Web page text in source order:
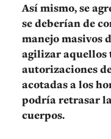
Así mismo, se
se deberían de
manejo masivos
agilizar
autorizaciones
acotadas a los
podría retrasar
cuerpos.